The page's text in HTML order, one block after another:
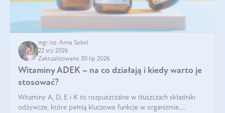
mgr inż. Anna Sobol
22 sty 2026
Zaktualizowano 30 lip 2026
Witaminy ADEK – na co działają i kiedy warto je
stosować?
Witaminy A, D, E i K to rozpuszczalne w tłuszczach składniki
odżywcze, które pełnią kluczowe funkcje w organizmie.